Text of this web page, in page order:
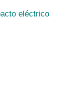
eléctrico